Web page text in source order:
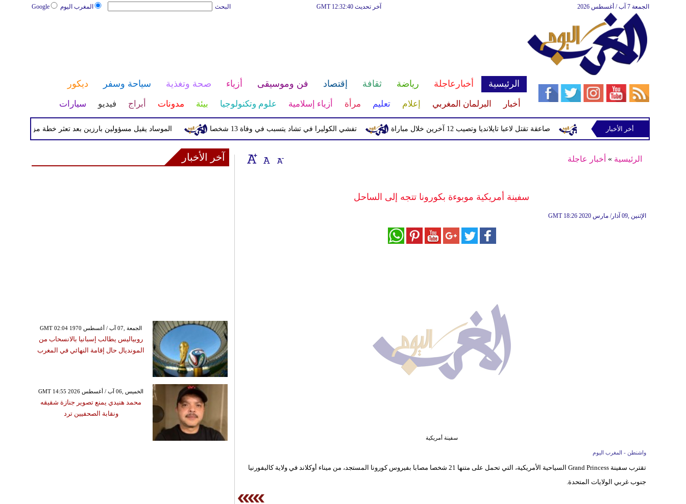
المغرب اليوم Google البحث آخر تحديث GMT 12:32:40 الجمعة 7 آب / أغسطس 2026
الرئيسية أخبارعاجلة رياضة ثقافة إقتصاد فن وموسيقى أزياء صحة وتغذية سياحة وسفر ديكور
أخبار البرلمان المغربي إعلام تعليم مرأة أزياء إسلامية علوم وتكنولوجيا بيئة مدونات أبراج فيديو سيارات
الموساد يقيل مسؤولين بارزين بعد تعثر خطة مزعومة لتغيير تفشي الكوليرا في تشاد يتسبب في وفاة 13 شخصا صاعقة تقتل لاعبا تايلانديا وتصيب 12 آخرين خلال مباراة أخر الأخبار
الرئيسية » أخبار عاجلة
سفينة أمريكية موبوءة بكورونا تتجه إلى الساحل
GMT 18:26 2020 الإثنين ,09 آذار/ مارس
سفينة أمريكية
واشنطن - المغرب اليوم
تقترب سفينة Grand Princess السياحية الأمريكية، التي تحمل على متنها 21 شخصا مصابا بفيروس كورونا المستجد، من ميناء أوكلاند في ولاية كاليفورنيا
جنوب غربي الولايات المتحدة.
آخر الأخبار
GMT 02:04 1970 الجمعة ,07 آب / أغسطس
روبياليس يطالب إسبانيا بالانسحاب من
المونديال حال إقامة النهائي في المغرب
GMT 14:55 2026 الخميس ,06 آب / أغسطس
محمد هنيدي يمنع تصوير جنازة شقيقه
ونقابة الصحفيين ترد